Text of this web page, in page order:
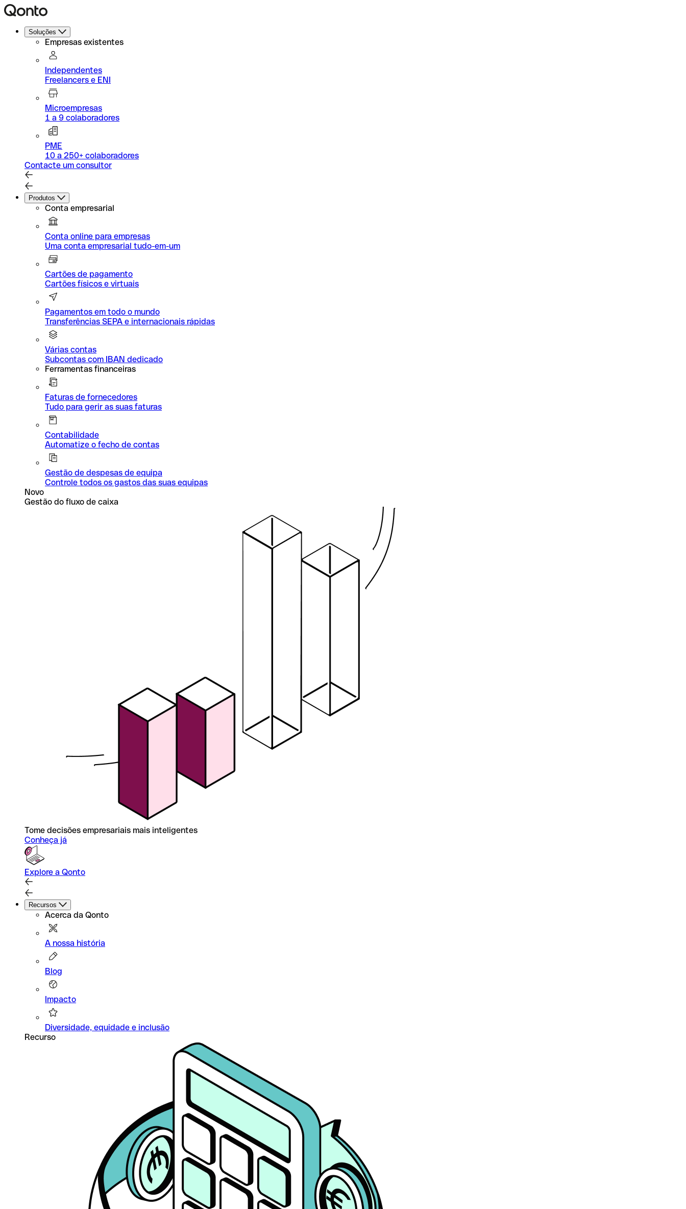
Soluções
Empresas existentes
Independentes
Freelancers e ENI
Microempresas
1 a 9 colaboradores
PME
10 a 250+ colaboradores
Contacte um consultor
Produtos
Conta empresarial
Conta online para empresas
Uma conta empresarial tudo-em-um
Cartões de pagamento
Cartões físicos e virtuais
Pagamentos em todo o mundo
Transferências SEPA e internacionais rápidas
Várias contas
Subcontas com IBAN dedicado
Ferramentas financeiras
Faturas de fornecedores
Tudo para gerir as suas faturas
Contabilidade
Automatize o fecho de contas
Gestão de despesas de equipa
Controle todos os gastos das suas equipas
Novo
Gestão do fluxo de caixa
Tome decisões empresariais mais inteligentes
Conheça já
Explore a Qonto
Recursos
Acerca da Qonto
A nossa história
Blog
Impacto
Diversidade, equidade e inclusão
Recurso